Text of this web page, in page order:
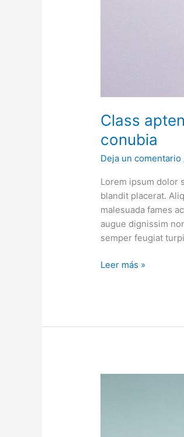
Class
conubia
Deja un comentario
Lorem ipsum dolor
blandit placerat.
malesuada fames
augue dignissim
semper feugiat
Leer más »